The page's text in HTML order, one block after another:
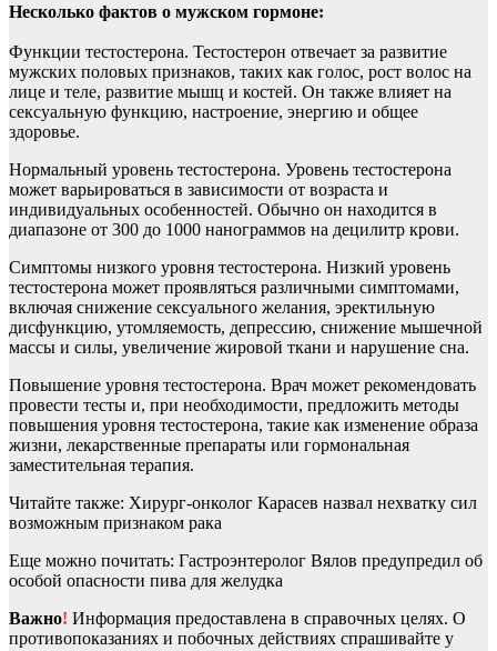
Несколько фактов о мужском гормоне:
Функции тестостерона. Тестостерон отвечает за развитие
мужских половых признаков, таких как голос, рост волос на
лице и теле, развитие мышц и костей. Он также влияет на
сексуальную функцию, настроение, энергию и общее
здоровье.
Нормальный уровень тестостерона. Уровень тестостерона
может варьироваться в зависимости от возраста и
индивидуальных особенностей. Обычно он находится в
диапазоне от 300 до 1000 нанограммов на децилитр крови.
Симптомы низкого уровня тестостерона. Низкий уровень
тестостерона может проявляться различными симптомами,
включая снижение сексуального желания, эректильную
дисфункцию, утомляемость, депрессию, снижение мышечной
массы и силы, увеличение жировой ткани и нарушение сна.
Повышение уровня тестостерона. Врач может рекомендовать
провести тесты и, при необходимости, предложить методы
повышения уровня тестостерона, такие как изменение образа
жизни, лекарственные препараты или гормональная
заместительная терапия.
Читайте также: Хирург-онколог Карасев назвал нехватку сил
возможным признаком рака
Еще можно почитать: Гастроэнтеролог Вялов предупредил об
особой опасности пива для желудка
Важно! Информация предоставлена в справочных целях. О
противопоказаниях и побочных действиях спрашивайте у